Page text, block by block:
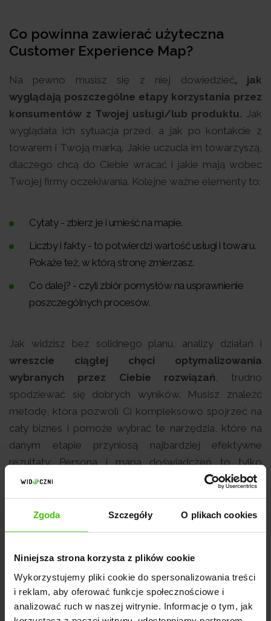
Zgoda Szczegóły O plikach cookies
Niniejsza strona korzysta z plików cookie
Wykorzystujemy pliki cookie do spersonalizowania treści
i reklam, aby oferować funkcje społecznościowe i
analizować ruch w naszej witrynie. Informacje o tym, jak
Co powinna zawierać użyteczna
Customer Experience Map?
Na pewno musisz się z niej dowiedzieć, jak
wyglądają poszczególne etapy korzystania przez
konsumentów z Twojej usługi/lub produktu. Jak
wyglądała ich sytuacja przed, a jak po kontakcie z
towarem i Twoją marką. Jakie uczucia im towarzyszą,
dlaczego chcą do Ciebie wracać i jakie mają wobec
Twojej firmy oczekiwania. Kolejne ważne elementy to:
Cytaty - zbierz je i umieść na mapie.
Liczby i fakty - to potwierdzi wartość usługi i towaru.
Pokaże też, w którą stronę zmierzasz.
Co dalej? - czyli zbiór pomysłów na usprawnienie
poszczególnych procesów.
Jak widzisz bez solidnego planu, analizy działań i
wreszcie ciągłej chęci optymalizowania
wybranych przez Ciebie rozwiązań , trudno
spodziewać się dobrych wyników. Musisz znaleźć
metodę, która pozwoli Ci kompleksowo spojrzeć na
cały biznes i pomoże wybrać te narzędzia, które na
danym etapie przyniosą najbardziej efektywne
rezultaty. Persona i mapa doświadczeń to tylko
niektóre z nich.
Autor
Anna Foryś – E-commerce Manager w
e Agency